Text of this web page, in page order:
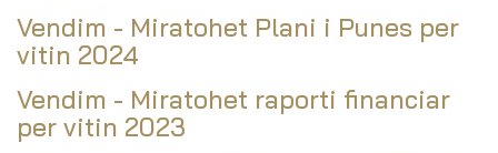
Vendim - Miratohet Plani i Punes per
vitin 2024
Vendim - Miratohet raporti financiar
per vitin 2023